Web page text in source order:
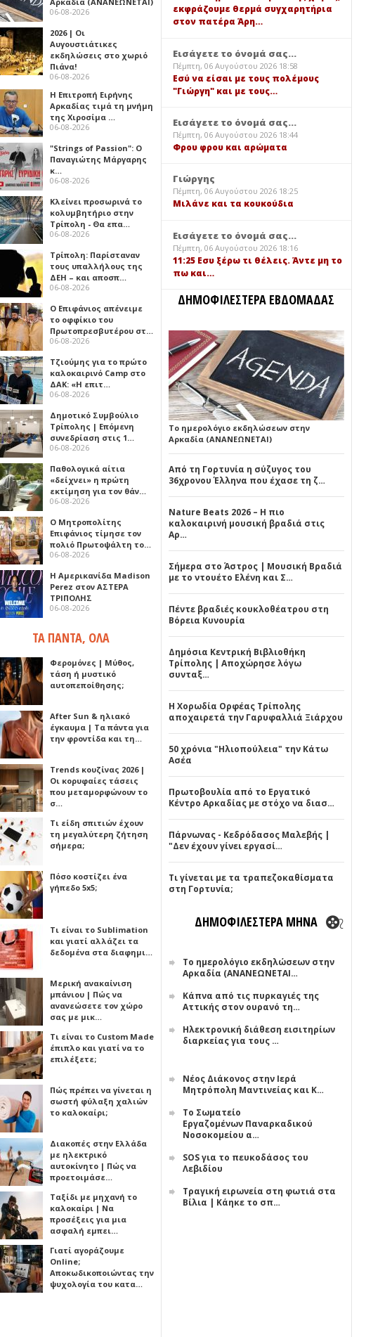
06-08-2026
2026 | Οι
Αυγουστιάτικες
εκδηλώσεις στο χωριό
Πιάνα!
06-08-2026
Η Επιτροπή Ειρήνης
Αρκαδίας τιμά τη μνήμη
της Χιροσίμα …
06-08-2026
"Strings of Passion": Ο
Παναγιώτης Μάργαρης
κ…
06-08-2026
Κλείνει προσωρινά το
κολυμβητήριο στην
Τρίπολη - Θα επα…
06-08-2026
Τρίπολη: Παρίσταναν
τους υπαλλήλους της
ΔΕΗ – και αποσπ…
06-08-2026
Ο Επιφάνιος απένειμε
το οφφίκιο του
Πρωτοπρεσβυτέρου στ…
06-08-2026
Τζιούμης για το πρώτο
καλοκαιρινό Camp στο
ΔΑΚ: «Η επιτ…
06-08-2026
Δημοτικό Συμβούλιο
Τρίπολης | Επόμενη
συνεδρίαση στις 1…
06-08-2026
Παθολογικά αίτια
«δείχνει» η πρώτη
εκτίμηση για τον θάν…
06-08-2026
Ο Μητροπολίτης
Επιφάνιος τίμησε τον
πολιό Πρωτοψάλτη το…
06-08-2026
Η Αμερικανίδα Madison
Perez στον ΑΣΤΕΡΑ
ΤΡΙΠΟΛΗΣ
06-08-2026
ΤΑ ΠΑΝΤΑ, ΟΛΑ
Φερομόνες | Μύθος,
τάση ή μυστικό
αυτοπεποίθησης;
After Sun & ηλιακό
έγκαυμα | Τα πάντα για
την φροντίδα και τη…
Trends κουζίνας 2026 |
Οι κορυφαίες τάσεις
που μεταμορφώνουν το
σ…
Τι είδη σπιτιών έχουν
τη μεγαλύτερη ζήτηση
σήμερα;
Πόσο κοστίζει ένα
γήπεδο 5x5;
Τι είναι το Sublimation
και γιατί αλλάζει τα
δεδομένα στα διαφημι…
Μερική ανακαίνιση
μπάνιου | Πώς να
ανανεώσετε τον χώρο
σας με μικ…
Τι είναι το Custom Made
έπιπλο και γιατί να το
επιλέξετε;
Πώς πρέπει να γίνεται η
σωστή φύλαξη χαλιών
το καλοκαίρι;
Διακοπές στην Ελλάδα
με ηλεκτρικό
αυτοκίνητο | Πώς να
προετοιμάσε…
Ταξίδι με μηχανή το
καλοκαίρι | Να
προσέξεις για μια
ασφαλή εμπει…
Γιατί αγοράζουμε
Online;
Αποκωδικοποιώντας την
ψυχολογία του κατα…
εκφράζουμε θερμά συγχαρητήρια
στον πατέρα Άρη…
Εισάγετε το όνομά σας...
Πέμπτη, 06 Αυγούστου 2026 18:58
Εσύ να είσαι με τους πολέμους
"Γιώργη" και με τους…
Εισάγετε το όνομά σας...
Πέμπτη, 06 Αυγούστου 2026 18:44
Φρου φρου και αρώματα
Γιώργης
Πέμπτη, 06 Αυγούστου 2026 18:25
Μιλάνε και τα κουκούδια
Εισάγετε το όνομά σας...
Πέμπτη, 06 Αυγούστου 2026 18:16
11:25 Εσυ ξέρω τι θέλεις. Άντε μη το
πω και…
ΔΗΜΟΦΙΛΕΣΤΕΡΑ ΕΒΔΟΜΑΔΑΣ
Το ημερολόγιο εκδηλώσεων στην
Αρκαδία (ΑΝΑΝΕΩΝΕΤΑΙ)
Από τη Γορτυνία η σύζυγος του
36χρονου Έλληνα που έχασε τη ζ…
Nature Beats 2026 – Η πιο
καλοκαιρινή μουσική βραδιά στις
Αρ…
Σήμερα στο Άστρος | Μουσική Βραδιά
με το ντουέτο Ελένη και Σ…
Πέντε βραδιές κουκλοθέατρου στη
Βόρεια Κυνουρία
Δημόσια Κεντρική Βιβλιοθήκη
Τρίπολης | Αποχώρησε λόγω
συνταξ…
Η Χορωδία Ορφέας Τρίπολης
αποχαιρετά την Γαρυφαλλιά Ξιάρχου
50 χρόνια "Ηλιοπούλεια" την Κάτω
Ασέα
Πρωτοβουλία από το Εργατικό
Κέντρο Αρκαδίας με στόχο να διασ…
Πάρνωνας - Κεδρόδασος Μαλεβής |
"Δεν έχουν γίνει εργασί…
Τι γίνεται με τα τραπεζοκαθίσματα
στη Γορτυνία;
ΔΗΜΟΦΙΛΕΣΤΕΡΑ ΜΗΝΑ
Το ημερολόγιο εκδηλώσεων στην
Αρκαδία (ΑΝΑΝΕΩΝΕΤΑΙ…
Κάπνα από τις πυρκαγιές της
Αττικής στον ουρανό τη…
Ηλεκτρονική διάθεση εισιτηρίων
διαρκείας για τους …
Νέος Διάκονος στην Ιερά
Μητρόπολη Μαντινείας και Κ…
Το Σωματείο
Εργαζομένων Παναρκαδικού
Νοσοκομείου α…
SOS για το πευκοδάσος του
Λεβιδίου
Τραγική ειρωνεία στη φωτιά στα
Βίλια | Κάηκε το σπ…